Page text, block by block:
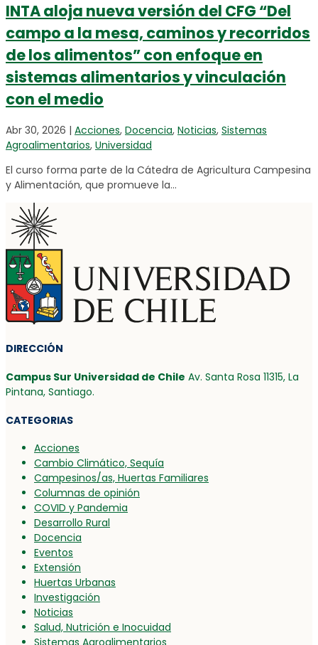
INTA aloja nueva versión del CFG “Del
campo a la mesa, caminos y recorridos
de los alimentos” con enfoque en
sistemas alimentarios y vinculación
con el medio
Abr 30, 2026 | Acciones, Docencia, Noticias, Sistemas
Agroalimentarios, Universidad
El curso forma parte de la Cátedra de Agricultura Campesina
y Alimentación, que promueve la...
DIRECCIÓN
Campus Sur Universidad de Chile Av. Santa Rosa 11315, La
Pintana, Santiago.
CATEGORIAS
Acciones
Cambio Climático, Sequía
Campesinos/as, Huertas Familiares
Columnas de opinión
COVID y Pandemia
Desarrollo Rural
Docencia
Eventos
Extensión
Huertas Urbanas
Investigación
Noticias
Salud, Nutrición e Inocuidad